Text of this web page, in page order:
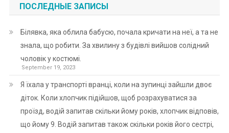
ПОСЛЕДНЫЕ ЗАПИСЫ
Білявка, яка облила бабусю, почала кричати на неї, а та не
знала, що робити. За хвилину з будівлі вийшов солідний
чоловік у костюмі.
September 19, 2023
Я їхала у транспорті вранці, коли на зупинці зайшли двоє
діток. Коли хлопчик підійшов, щоб розрахуватися за
проїзд, водій запитав скільки йому років, хлопчик відповів,
що йому 9. Водій запитав також скільки років його сестрі,